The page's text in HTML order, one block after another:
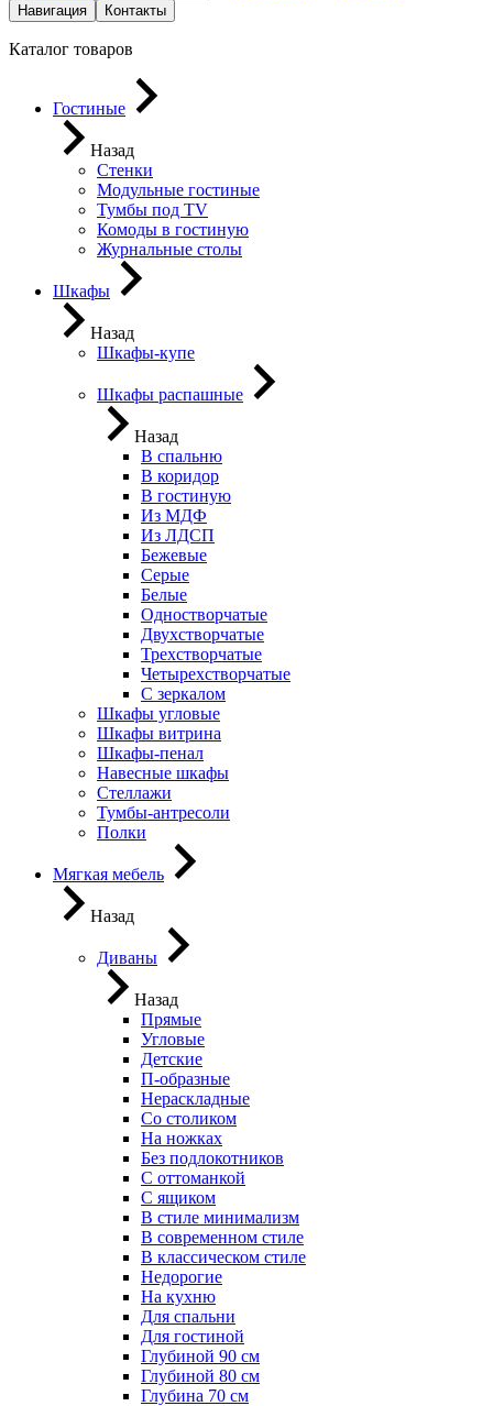
Навигация Контакты
Каталог товаров
Гостиные
Назад
Стенки
Модульные гостиные
Тумбы под ТV
Комоды в гостиную
Журнальные столы
Шкафы
Назад
Шкафы-купе
Шкафы распашные
Назад
В спальню
В коридор
В гостиную
Из МДФ
Из ЛДСП
Бежевые
Серые
Белые
Одностворчатые
Двухстворчатые
Трехстворчатые
Четырехстворчатые
С зеркалом
Шкафы угловые
Шкафы витрина
Шкафы-пенал
Навесные шкафы
Стеллажи
Тумбы-антресоли
Полки
Мягкая мебель
Назад
Диваны
Назад
Прямые
Угловые
Детские
П-образные
Нераскладные
Со столиком
На ножках
Без подлокотников
С оттоманкой
С ящиком
В стиле минимализм
В современном стиле
В классическом стиле
Недорогие
На кухню
Для спальни
Для гостиной
Глубиной 90 см
Глубиной 80 см
Глубина 70 см